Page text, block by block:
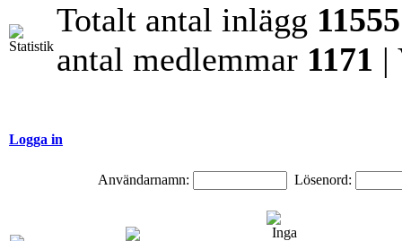
Totalt antal inlägg
antal medlemmar 1171 |
Logga in
Användarnamn: Lösenord: